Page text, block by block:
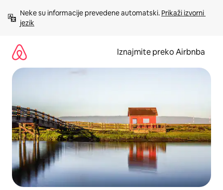
sadržaj
Neke su informacije prevedene automatski. Prikaži izvorni
jezik
Iznajmite preko Airbnba